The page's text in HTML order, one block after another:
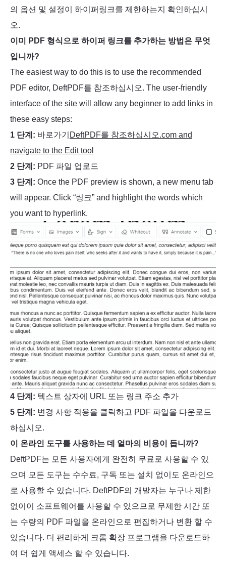
의 옵션 및 설정이 하이퍼링크를 제한하는지 확인하십시
오.
이미 PDF 형식으로 하이퍼 링크를 추가하는 방법은 무엇
입니까?
The easiest way to do this is to use the recommended
PDF editor, DeftPDF를 참조하십시오. The user-friendly
interface of the site will allow any beginner to add links in
these easy steps:
1 단계: 바로가기 DeftPDF를 참조하십시오.com and
navigate to the Edit tool
2 단계: PDF 파일 업로드
3 단계: Once the PDF preview is shown, a new menu tab
will appear. Click “링크” and highlight the words which
you want to hyperlink.
4 단계: 텍스트 상자에 URL 또는 링크 주소 추가
5 단계: 변경 사항 적용을 클릭하고 PDF 파일을 다운로드
하십시오.
이 온라인 도구를 사용하는 데 얼마의 비용이 듭니까?
DeftPDF는 모든 사용자에게 완전히 무료로 사용할 수 있
으며 모든 도구는 수수료, 구독 또는 설치 없이도 온라인으
로 사용할 수 있습니다. DeftPDF의 개발자는 누구나 제한
없이이 소프트웨어를 사용할 수 있으므로 무제한 시간 또
는 수량의 PDF 파일을 온라인으로 편집하거나 변환 할 수
있습니다. 더 편리하게 크롬 확장 프로그램을 다운로드하
여 더 쉽게 액세스 할 수 있습니다.